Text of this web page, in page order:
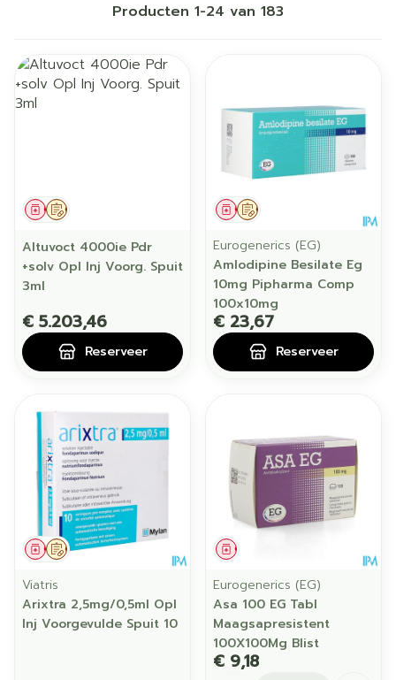
Producten 1-24 van 183
Op voorschrift
Geneesmiddel
Altuvoct 4000ie Pdr
+solv Opl Inj Voorg. Spuit
3ml
€ 5.203,46
Reserveer
Op voorschrift
Geneesmiddel
Eurogenerics (EG)
Amlodipine Besilate Eg
10mg Pipharma Comp
100x10mg
€ 23,67
Reserveer
Op voorschrift
Geneesmiddel
Viatris
Arixtra 2,5mg/0,5ml Opl
Inj Voorgevulde Spuit 10
Geneesmiddel
Eurogenerics (EG)
Asa 100 EG Tabl
Maagsapresistent
100X100Mg Blist
€ 9,18